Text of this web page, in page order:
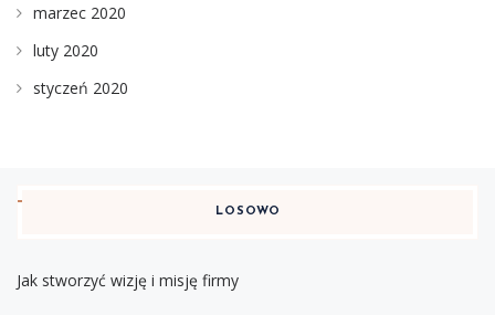
marzec 2020
luty 2020
styczeń 2020
LOSOWO
Jak stworzyć wizję i misję firmy